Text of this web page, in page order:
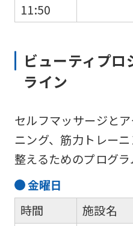
11:50
ビューティプ
ライン
セルフマッサージと
ニング、筋力トレー
整えるためのプログラ
金曜日
時間
施設名